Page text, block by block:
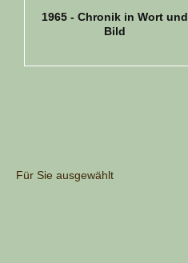
1965 - Chronik in Wort und
Bild
Für Sie ausgewählt